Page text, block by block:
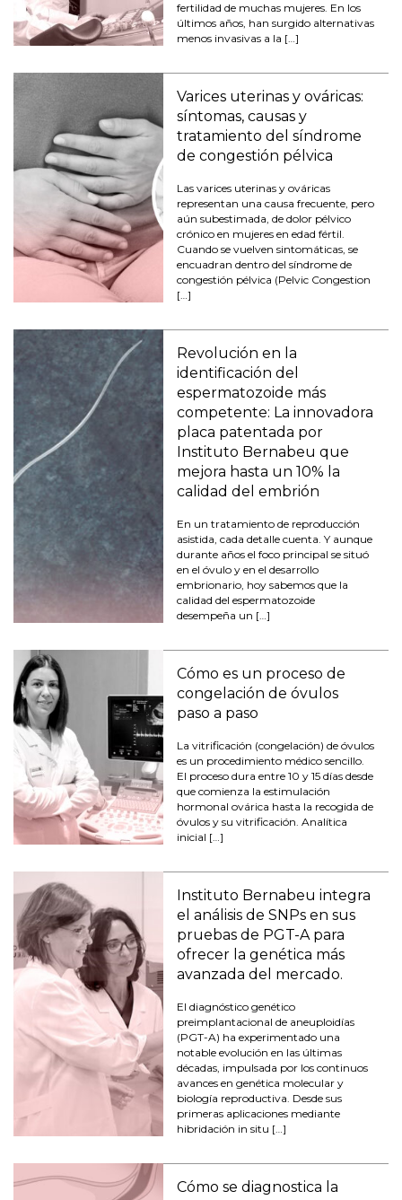
fertilidad de muchas mujeres. En los
últimos años, han surgido alternativas
menos invasivas a la […]
Varices uterinas y ováricas:
síntomas, causas y
tratamiento del síndrome
de congestión pélvica
Las varices uterinas y ováricas
representan una causa frecuente, pero
aún subestimada, de dolor pélvico
crónico en mujeres en edad fértil.
Cuando se vuelven sintomáticas, se
encuadran dentro del síndrome de
congestión pélvica (Pelvic Congestion
[…]
Revolución en la
identificación del
espermatozoide más
competente: La innovadora
placa patentada por
Instituto Bernabeu que
mejora hasta un 10% la
calidad del embrión
En un tratamiento de reproducción
asistida, cada detalle cuenta. Y aunque
durante años el foco principal se situó
en el óvulo y en el desarrollo
embrionario, hoy sabemos que la
calidad del espermatozoide
desempeña un […]
Cómo es un proceso de
congelación de óvulos
paso a paso
La vitrificación (congelación) de óvulos
es un procedimiento médico sencillo.
El proceso dura entre 10 y 15 días desde
que comienza la estimulación
hormonal ovárica hasta la recogida de
óvulos y su vitrificación. Analítica
inicial […]
Instituto Bernabeu integra
el análisis de SNPs en sus
pruebas de PGT-A para
ofrecer la genética más
avanzada del mercado.
El diagnóstico genético
preimplantacional de aneuploidías
(PGT-A) ha experimentado una
notable evolución en las últimas
décadas, impulsada por los continuos
avances en genética molecular y
biología reproductiva. Desde sus
primeras aplicaciones mediante
hibridación in situ […]
Cómo se diagnostica la